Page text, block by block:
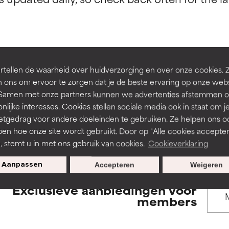
de waarheid over huidverzorging en over onze cookies.
ons om ervoor te zorgen dat je de beste ervaring op onze
met onze partners kunnen we advertenties afstemmen
interesses. Cookies stellen sociale media ook in staat om
voor andere doeleinden te gebruiken. Ze helpen ons
hoe onze site wordt gebruikt. Door op "Alle cookies
stemt u in met ons gebruik van cookies. Cookieverklaring
Aanpassen Weigeren
Accepteren
BACK TO SEARCH
to assess ingredients in this dictionary. Regulations
door onafhankelijk onderzoek. Uitstekend actief
irriterend maar kan esthetische, stabiliteits- of andere
is aanwezig. Het risico wordt vergroot als het
ingrediënten.
droogheid, enz. veroorzaken. Kan in sommige gevallen
het algemeen is bewezen dat het meer kwaad dan goed
door onafhankelijk onderzoek. Uitstekend actief
irriterend maar kan esthetische, stabiliteits- of andere
is aanwezig. Het risico wordt vergroot als het
ingrediënten.
droogheid, enz. veroorzaken. Kan in sommige gevallen
het algemeen is bewezen dat het meer kwaad dan goed
Exclusieve aanbiedingen voor
members